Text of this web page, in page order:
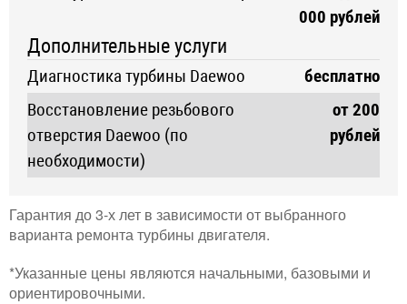
000 рублей
Дополнительные услуги
Диагностика турбины Daewoo
бесплатно
Восстановление резьбового
отверстия Daewoo (по
необходимости)
от 200
рублей
Гарантия до 3-х лет в зависимости от выбранного
варианта ремонта турбины двигателя.
*Указанные цены являются начальными, базовыми и
ориентировочными.